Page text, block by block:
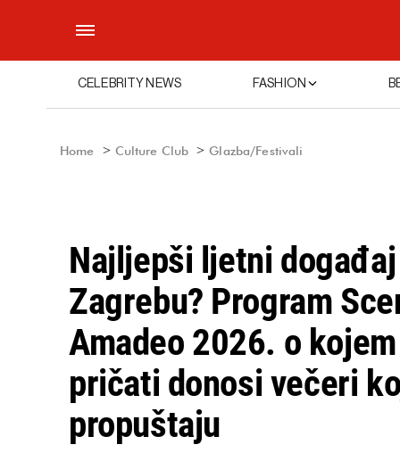
CELEBRITY NEWS FASHION
Home Culture Club Glazba/Festivali
Najljepši ljetni
Zagrebu? Program
Amadeo 2026. o
pričati donosi večeri
propuštaju